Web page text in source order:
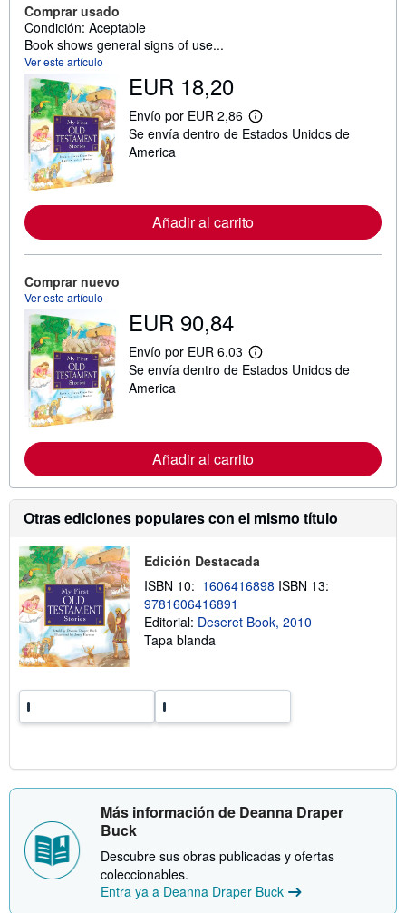
Comprar usado
Condición: Aceptable
Book shows general signs of use...
Ver este artículo
EUR 18,20
Envío por EUR 2,86
M
á
o
a
c
r
e
f
a
s
d
n
v
í
Se envía dentro de Estados Unidos de
America
Añadir al carrito
Comprar nuevo
Ver este artículo
EUR 90,84
Envío por EUR 6,03
M
á
o
a
ó
o
r
l
a
a
e
n
v
í
Se envía dentro de Estados Unidos de
America
Añadir al carrito
Otras ediciones populares con el mismo título
Edición Destacada
ISBN 10: 1606416898 ISBN 13:
9781606416891
Editorial: Deseret Book, 2010
Tapa blanda
Más información de Deanna Draper
Buck
Descubre sus obras publicadas y ofertas
coleccionables.
Entra ya a Deanna Draper Buck